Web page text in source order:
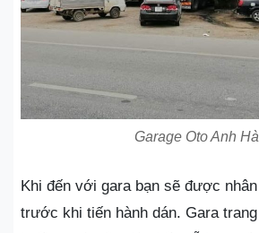
Garage Oto Anh
Khi đến với gara bạn sẽ được
trước khi tiến hành dán. Gara